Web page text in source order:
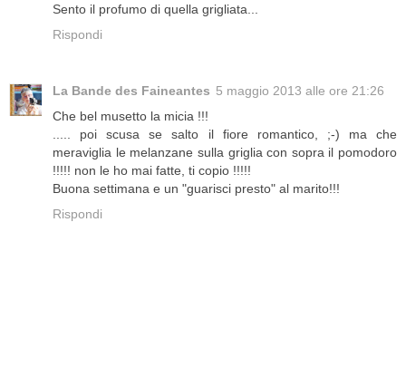
Sento il profumo di quella grigliata...
Rispondi
La Bande des Faineantes 5 maggio 2013 alle ore 21:26
Che bel musetto la micia !!!
..... poi scusa se salto il fiore romantico, ;-) ma che
meraviglia le melanzane sulla griglia con sopra il pomodoro
!!!!! non le ho mai fatte, ti copio !!!!!
Buona settimana e un "guarisci presto" al marito!!!
Rispondi